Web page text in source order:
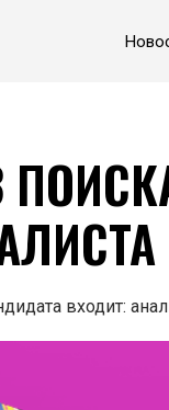
входит: